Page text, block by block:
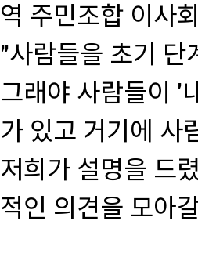
역 주민조합 이사
"사람들을 초기 단
그래야 사람들이 '
가 있고 거기에 사
저희가 설명을 드
적인 의견을 모아